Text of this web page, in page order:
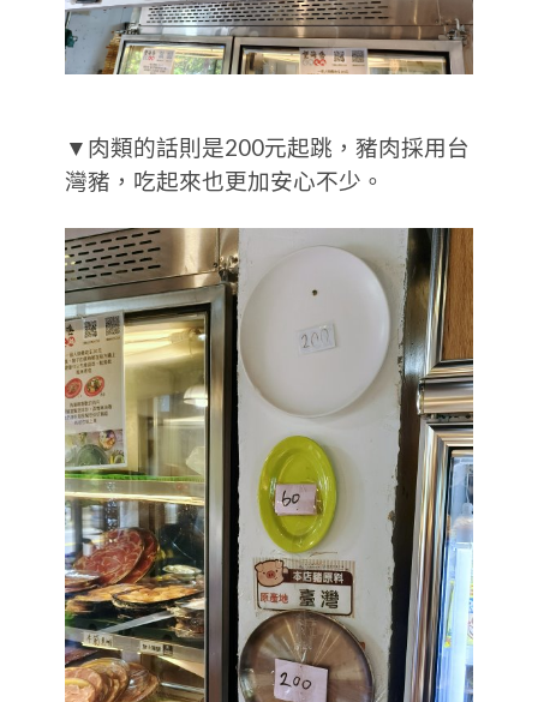
▼肉類的話則是200元起跳，豬肉採用台
灣豬，吃起來也更加安心不少。